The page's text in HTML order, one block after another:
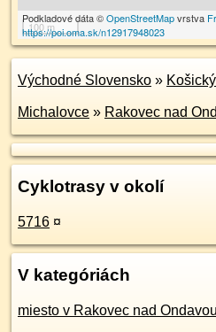
100 m
Podkladové dáta ©OpenStreetMapvrstva
https://poi.oma.sk/n12917948023
Východné Slovensko »
Michalovce » Rakovec nad
Cyklotrasy v okolí
5716 ¤
V kategóriách
miesto v Rakovec nad